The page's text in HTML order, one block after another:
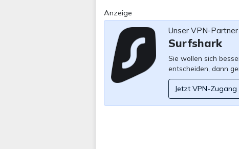
Anzeige
Unser VPN-Partner
Surfshark
Sie wollen sich
entscheiden, dann
Jetzt VPN-Zugang